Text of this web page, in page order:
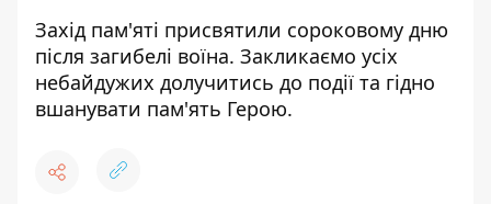
Захід пам'яті присвятили сороковому дню
після загибелі воїна. Закликаємо усіх
небайдужих долучитись до події та гідно
вшанувати пам'ять Герою.